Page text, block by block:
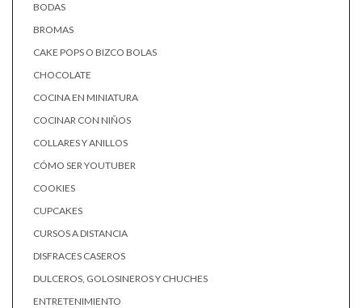
BODAS
BROMAS
CAKE POPS O BIZCO BOLAS
CHOCOLATE
COCINA EN MINIATURA
COCINAR CON NIÑOS
COLLARES Y ANILLOS
CÓMO SER YOUTUBER
COOKIES
CUPCAKES
CURSOS A DISTANCIA
DISFRACES CASEROS
DULCEROS, GOLOSINEROS Y CHUCHES
ENTRETENIMIENTO